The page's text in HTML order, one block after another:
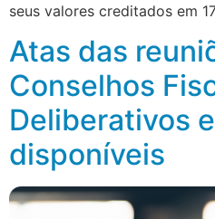
seus valores creditados em
Atas das
Conselhos
Deliberativos
disponíveis